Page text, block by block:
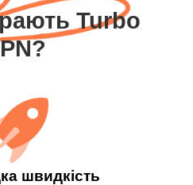
Turbo
швидкість